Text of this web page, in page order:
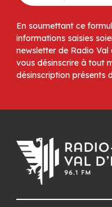
En soumettant ce
informations saisies
newsletter de Radio
vous désinscrire à tout
désinscription présents